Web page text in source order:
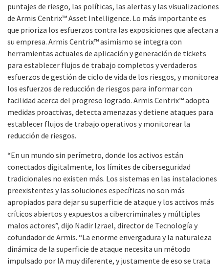
puntajes de riesgo, las políticas, las alertas y las visualizaciones
de Armis Centrix™ Asset Intelligence. Lo más importante es
que prioriza los esfuerzos contra las exposiciones que afectan a
su empresa. Armis Centrix™ asimismo se integra con
herramientas actuales de aplicación y generación de tickets
para establecer flujos de trabajo completos y verdaderos
esfuerzos de gestión de ciclo de vida de los riesgos, y monitorea
los esfuerzos de reducción de riesgos para informar con
facilidad acerca del progreso logrado. Armis Centrix™ adopta
medidas proactivas, detecta amenazas y detiene ataques para
establecer flujos de trabajo operativos y monitorear la
reducción de riesgos.
“En un mundo sin perímetro, donde los activos están
conectados digitalmente, los límites de ciberseguridad
tradicionales no existen más. Los sistemas en las instalaciones
preexistentes y las soluciones específicas no son más
apropiados para dejar su superficie de ataque y los activos más
críticos abiertos y expuestos a cibercriminales y múltiples
malos actores”, dijo Nadir Izrael, director de Tecnología y
cofundador de Armis. “La enorme envergadura y la naturaleza
dinámica de la superficie de ataque necesita un método
impulsado por IA muy diferente, y justamente de eso se trata